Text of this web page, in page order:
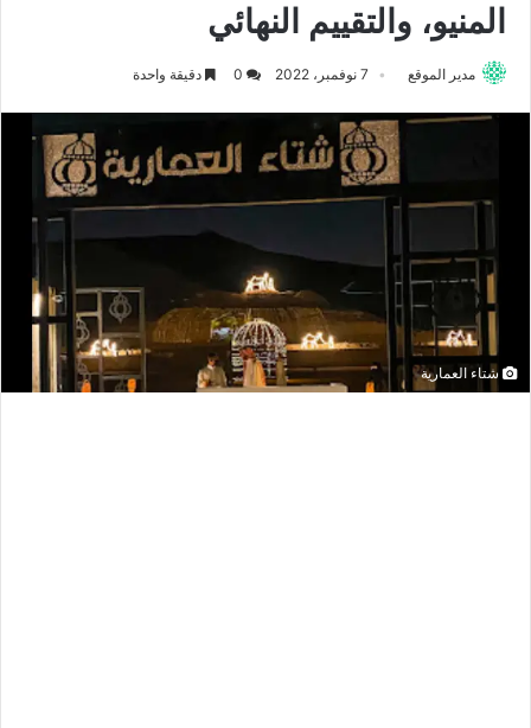
المنيو، والتقييم النهائي
مدير الموقع 7 نوفمبر، 2022 دقيقة واحدة
شتاء العمارية